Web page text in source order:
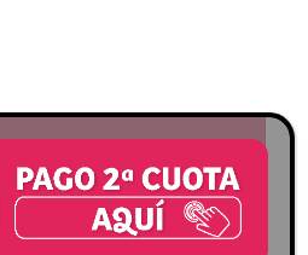
Alcalde
del cargo